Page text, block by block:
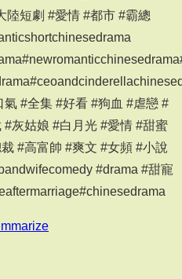
陸短劇 #愛情 #都市 #霸總
#全集 #好看 #狗血 #虐戀 #
灰姑娘 #白月光 #愛情 #甜蜜
#高富帥 #爽文 #女頻 #小說
#drama #甜寵